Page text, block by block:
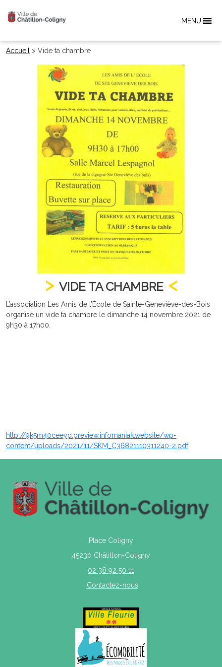
MENU
Accueil > Vide ta chambre
VIDE TA CHAMBRE
L’association Les Amis de l’École de Sainte-Geneviève-des-Bois
organise un vide ta chambre le dimanche 14 novembre 2021 de
9h30 à 17h00.
http://9k5m40ceeyp.preview.infomaniak.website/wp-
content/uploads/2021/11/SKM_C36821110311240-2.pdf
Place Coligny
45230 Châtillon-Coligny
02 38 92 50 11
Contactez-nous